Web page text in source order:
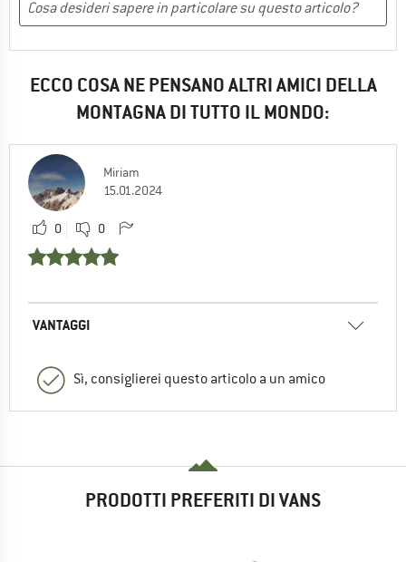
ECCO COSA NE PENSANO ALTRI AMICI DELLA
MONTAGNA DI TUTTO IL MONDO:
Miriam
15.01.2024
0 0
VANTAGGI
Sì, consiglierei questo articolo a un amico
PRODOTTI PREFERITI DI VANS